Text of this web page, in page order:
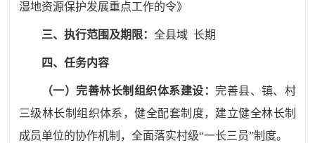
湿地资源保护发展重点工作的令》
三、执行范围及期限：全县域 长期
四、任务内容
（一）完善林长制组织体系建设： 完善县、镇、村
三级林长制组织体系，健全配套制度，建立健全林长制
成员单位的协作机制，全面落实村级“一长三员”制度。